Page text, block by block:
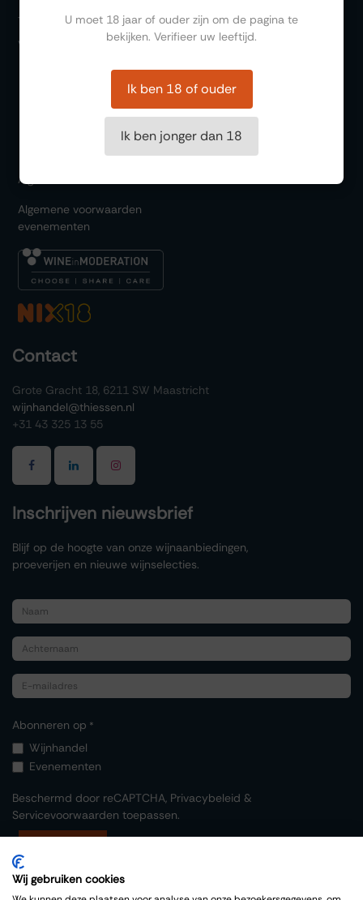
Thema events
Wijnproeverij
Algemene voorwaarden
Algemene voorwaarden
evenementen
Contact
Grote Gracht 18, 6211 SW Maastricht
wijnhandel@thiessen.nl
+31 43 325 13 55
Inschrijven nieuwsbrief
Blijf op de hoogte van onze wijnaanbiedingen,
proeverijen en nieuwe wijnselecties.
Abonneren op *
Wijnhandel
Evenementen
Beschermd door reCAPTCHA, Privacybeleid &
Servicevoorwaarden toepassen.
U moet 18 jaar of ouder zijn om de pagina te
bekijken. Verifieer uw leeftijd.
Ik ben 18 of ouder
Ik ben jonger dan 18
Wij gebruiken cookies